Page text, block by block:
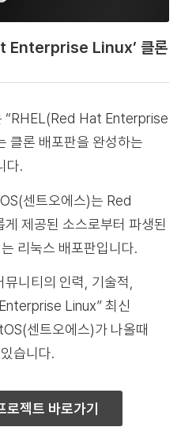
Enterprise Linux’ 클론
“RHEL(Red Hat Enterprise
클론 배포판을 완성하는
다.
센트오에스)는 Red
제공된 소스로부터 파생된
리눅스 배포판입니다.
니티의 인력, 기술적,
Linux” 최신
센트오에스)가 나올때
습니다.
젝트 바로가기